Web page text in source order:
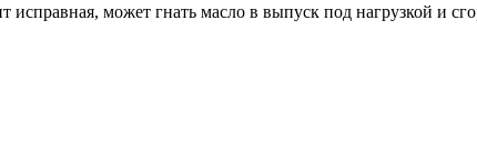
может гнать масло в выпуск под нагрузкой и